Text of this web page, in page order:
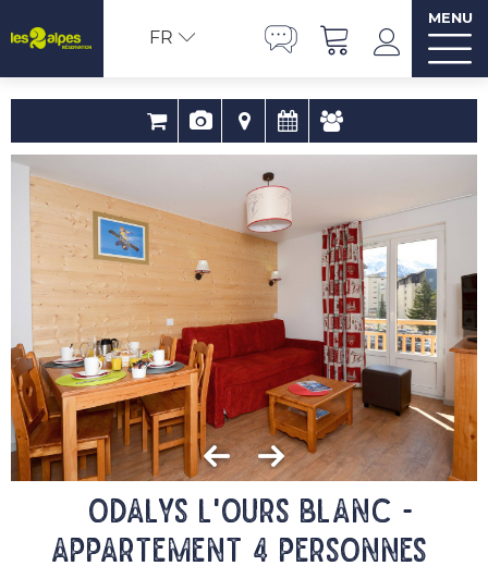
FR
MENU
ODALYS L'OURS BLANC -
Appartement 4 personnes